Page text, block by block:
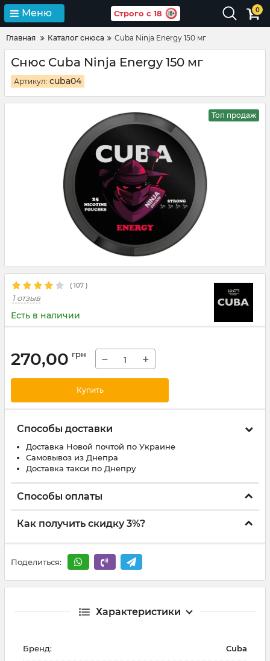
Меню Строго с 18 0
Главная Каталог снюса Cuba Ninja Energy 150 мг
Снюс Cuba Ninja Energy 150 мг
Артикул: cuba04
Топ продаж
( 107 )
1 отзыв
Есть в наличии
270,00 грн − +
Купить
Способы доставки
Доставка Новой почтой по Украине
Самовывоз из Днепра
Доставка такси по Днепру
Способы оплаты
Как получить скидку 3%?
Поделиться:
Характеристики
Бренд: Cuba